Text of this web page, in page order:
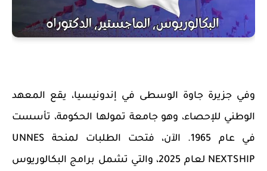
وفي جزيرة جاوة الوسطى في إندونيسيا، يقع المعهد
الوطني للإحصاء، وهو جامعة تمولها الحكومة، تأسست
في عام 1965. الآن، فتحت الطلبات لمنحة UNNES
NEXTSHIP لعام 2025، والتي تشمل برامج البكالوريوس